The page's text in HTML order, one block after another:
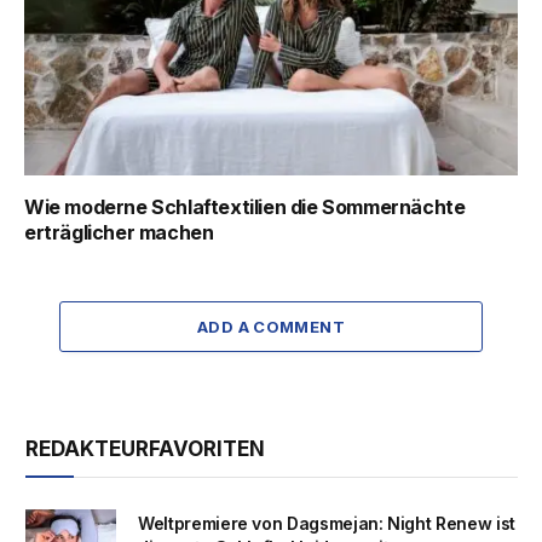
Wie moderne Schlaftextilien die Sommernächte
erträglicher machen
ADD A COMMENT
REDAKTEURFAVORITEN
Weltpremiere von Dagsmejan: Night Renew ist